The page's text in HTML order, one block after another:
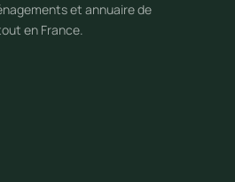
et annuaire de
en France.